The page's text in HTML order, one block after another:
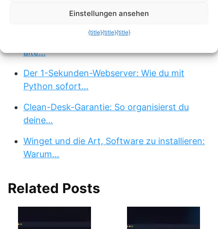
Rückwärtssuche in der…
alte…
Der 1-Sekunden-Webserver: Wie du mit
Python sofort…
Clean-Desk-Garantie: So organisierst du
deine…
Winget und die Art, Software zu installieren:
Warum…
Related Posts
Einstellungen ansehen
{title}{title}{title}